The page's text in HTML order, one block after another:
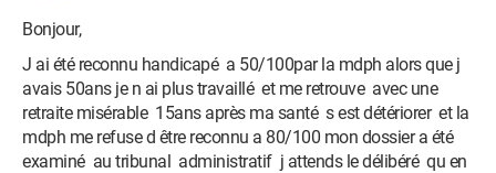
Bonjour,
J ai été reconnu handicapé a 50/100par la mdph alors que j
avais 50ans je n ai plus travaillé et me retrouve avec une
retraite misérable 15ans après ma santé s est détériorer et la
mdph me refuse d être reconnu a 80/100 mon dossier a été
examiné au tribunal administratif j attends le délibéré qu en